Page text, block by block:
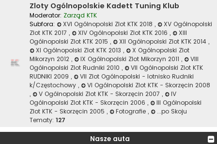
Zloty Ogólnopolskie Kadett Tuning Klub
Moderator: Zarząd KTK
Subfora:
XVI Ogólnopolski Zlot KTK 2018 ,
XV Ogólnopolski
Zlot KTK 2017 , XIV Ogólnopolski Zlot KTK 2016 ,
XIII
Ogólnopolski Zlot KTK 2015 , XII Ogólnopolski Zlot KTK 2014 ,
XI Ogólnopolski Zlot KTK 2013 ,
X Ogólnopolski Zlot
Mikorzyn 2012 , IX Ogólnopolski Zlot Mikorzyn 2011 ,
VIII
Ogólnopolski Zlot Rudniki 2010 ,
VII Ogólnopolski Zlot KTK
RUDNIKI 2009 ,
VII Zlot Ogólnopolski - lotnisko Rudniki
k/Częstochowy ,
VI Ogólnopolski Zlot KTK - Skorzęcin 2008
,
V Ogólnopolski Zlot KTK - Skorzęcin 2007 ,
IV
Ogólnopolski Zlot KTK - Skorzęcin 2006 ,
III Ogólnopolski
Zlot KTK - Skorzęcin 2005 , Fotografie ,
...po Skoju
Tematy: 127
Nasze auta